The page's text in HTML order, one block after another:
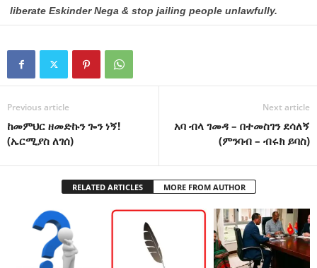
liberate Eskinder Nega & stop jailing people unlawfully.
Previous article
ከመምህር ዘመድኩን ጐን ነኝ!
(ኤርሚያስ ለገሰ)
Next article
አባ ብላ ገመዳ – በተመስገን ደሳለኝ
(ምንባብ – ብሩክ ይባስ)
RELATED ARTICLES MORE FROM AUTHOR